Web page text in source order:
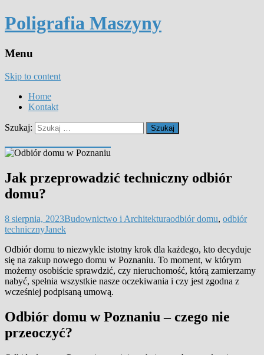
Poligrafia Maszyny
Menu
Skip to content
Home
Kontakt
Szukaj:
Jak przeprowadzić techniczny odbiór
domu?
8 sierpnia, 2023Budownictwo i Architekturaodbiór domu, odbiór
technicznyJanek
Odbiór domu to niezwykle istotny krok dla każdego, kto decyduje
się na zakup nowego domu w Poznaniu. To moment, w którym
możemy osobiście sprawdzić, czy nieruchomość, którą zamierzamy
nabyć, spełnia wszystkie nasze oczekiwania i czy jest zgodna z
wcześniej podpisaną umową.
Odbiór domu w Poznaniu – czego nie
przeoczyć?